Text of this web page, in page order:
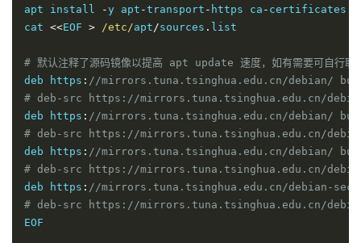
apt install -y apt -transport - https ca - certificates
cat <<EOF > /etc/apt/sources . list
# 默认注释了源码镜像以提高 apt update 速度，如有需要可自行取
deb https : //mirrors.tuna.tsinghua.edu.cn/debian/
# deb-src https://mirrors.tuna.tsinghua.edu.cn/
deb https : //mirrors.tuna.tsinghua.edu.cn/debian/
# deb-src https://mirrors.tuna.tsinghua.edu.cn/
deb https : //mirrors.tuna.tsinghua.edu.cn/debian/
# deb-src https://mirrors.tuna.tsinghua.edu.cn/
deb https : //mirrors.tuna.tsinghua.edu.cn/debian-
# deb-src https://mirrors.tuna.tsinghua.edu.cn/
EOF